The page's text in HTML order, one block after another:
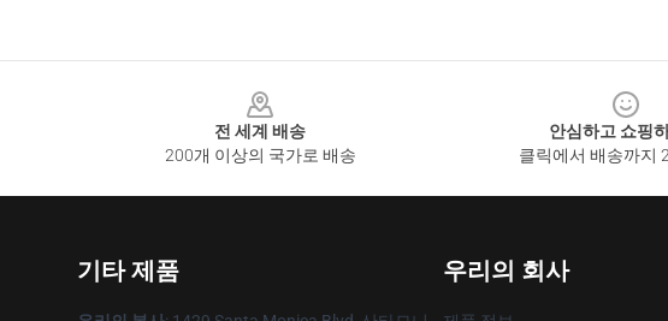
전 세계 배송
200개 이상의 국가로 배송
안심하고 쇼핑
클릭에서 배송까지
기타 제품 우리의 회사